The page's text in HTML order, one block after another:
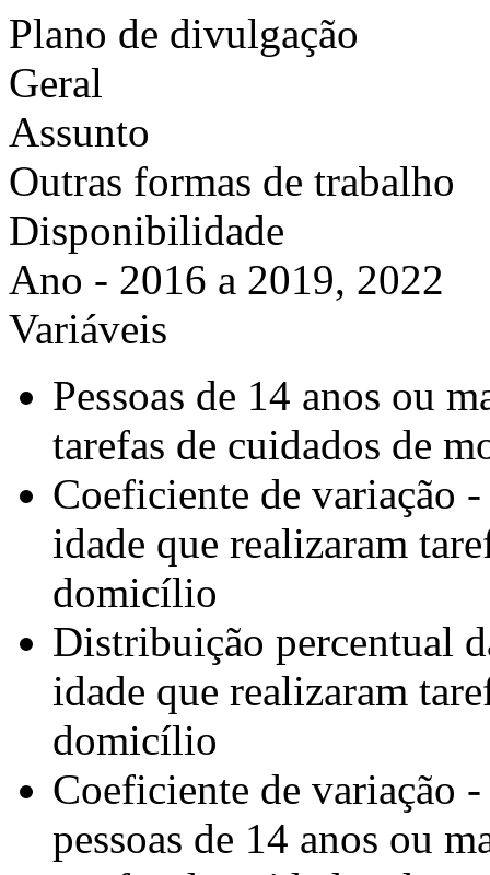
Plano de divulgação
Geral
Assunto
Outras formas de trabalho
Disponibilidade
Ano - 2016 a 2019, 2022
Variáveis
Pessoas de 14 anos ou
tarefas de cuidados de
Coeficiente de variação -
idade que realizaram
domicílio
Distribuição percentual
idade que realizaram
domicílio
Coeficiente de variação
pessoas de 14 anos ou